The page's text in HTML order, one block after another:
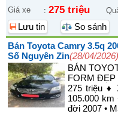
Giá xe
: 275 triệu
Lưu tin
So sánh
Bán Toyota Camry 3.5q
Số Nguyên Zin(28/04/2026)
BÁN
FORM ĐẸP
275 triệu ♦
105.000 km
đời 2007 •